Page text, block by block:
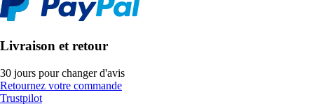
Livraison et retour
30 jours pour changer d'avis
Retournez votre commande
Trustpilot